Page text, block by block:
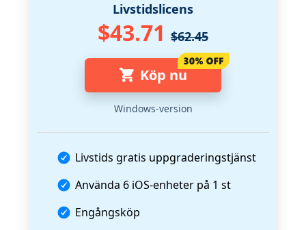
Livstidslicens
$43.71 $62.45
Köp nu
Windows-version
Livstids gratis uppgraderingstjänst
Använda 6 iOS-enheter på 1 st
Engångsköp